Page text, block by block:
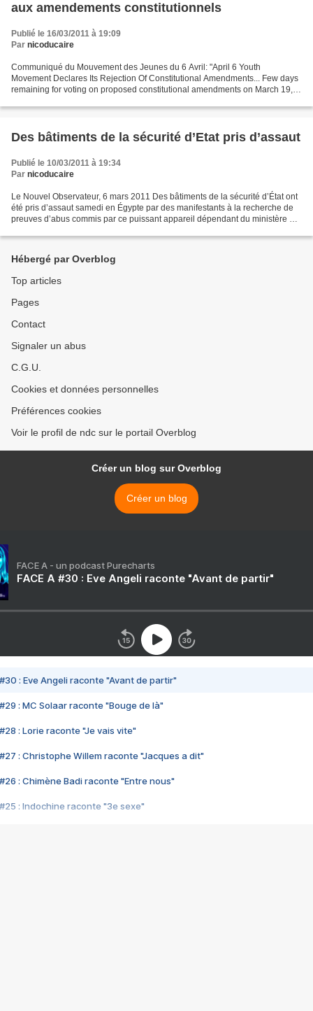
aux amendements constitutionnels
Publié le 16/03/2011 à 19:09
Par nicoducaire
Communiqué du Mouvement des Jeunes du 6 Avril: "April 6 Youth
Movement Declares Its Rejection Of Constitutional Amendments... Few days
remaining for voting on proposed constitutional amendments on March 19,
Des bâtiments de la sécurité d’Etat pris d’assaut
Publié le 10/03/2011 à 19:34
Par nicoducaire
Le Nouvel Observateur, 6 mars 2011 Des bâtiments de la sécurité d’État ont
été pris d’assaut samedi en Égypte par des manifestants à la recherche de
preuves d’abus commis par ce puissant appareil dépendant du ministère de
Hébergé par Overblog
Top articles
Pages
Contact
Signaler un abus
C.G.U.
Cookies et données personnelles
Préférences cookies
Voir le profil de ndc sur le portail Overblog
Créer un blog sur Overblog
Créer un blog
FACE A - un podcast Purecharts
FACE A #30 : Eve Angeli raconte "Avant de partir"
#30 : Eve Angeli raconte "Avant de partir"
#29 : MC Solaar raconte "Bouge de là"
#28 : Lorie raconte "Je vais vite"
#27 : Christophe Willem raconte "Jacques a dit"
#26 : Chimène Badi raconte "Entre nous"
#25 : Indochine raconte "3e sexe"